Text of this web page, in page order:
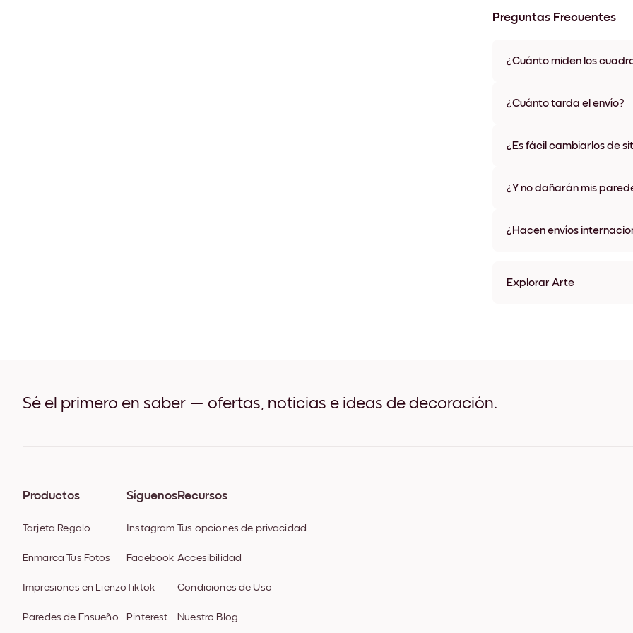
Preguntas Frecuentes
¿Cuánto miden los
materiales y colores de
¿Cuánto tarda el envío?
algunos países. Te
¿Es fácil cambiarlos de
¿Y no dañarán mis
¿Hacen envíos
Explorar Arte
Sé el primero en saber — ofertas, noticias e ideas de decoración.
Productos
Tarjeta Regalo
Enmarca Tus Fotos
Impresiones en Lienzo
Paredes de Ensueño
Síguenos
Instagram
Facebook
Tiktok
Pinterest
Recursos
Tus opciones de privacidad
Accesibilidad
Condiciones de Uso
Nuestro Blog